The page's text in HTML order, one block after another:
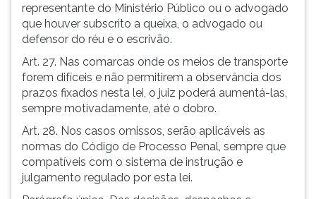
representante do Ministério Público ou o advogado
que houver subscrito a queixa, o advogado ou
defensor do réu e o escrivão.
Art. 27. Nas comarcas onde os meios de transporte
forem difíceis e não permitirem a observância dos
prazos fixados nesta lei, o juiz poderá aumentá-las,
sempre motivadamente, até o dobro.
Art. 28. Nos casos omissos, serão aplicáveis as
normas do Código de Processo Penal, sempre que
compatíveis com o sistema de instrução e
julgamento regulado por esta lei.